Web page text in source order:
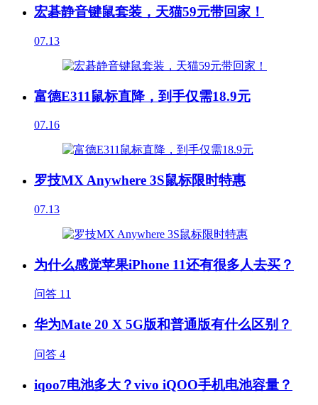
宏碁静音键鼠套装，天猫59元带回家！
07.13
富德E311鼠标直降，到手仅需18.9元
07.16
罗技MX Anywhere 3S鼠标限时特惠
07.13
为什么感觉苹果iPhone 11还有很多人去买？
问答 11
华为Mate 20 X 5G版和普通版有什么区别？
问答 4
iqoo7电池多大？vivo iQOO手机电池容量？